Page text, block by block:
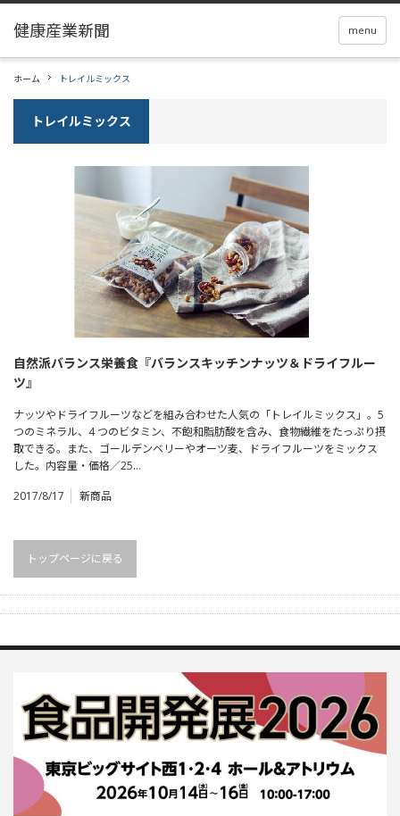
menu
ホーム トレイルミックス
トレイルミックス
自然派バランス栄養食『バランスキッチンナッツ＆ドライフルー
ツ』
ナッツやドライフルーツなどを組み合わせた人気の「トレイルミックス」。5
つのミネラル、4 つのビタミン、不飽和脂肪酸を含み、食物繊維をたっぷり摂
取できる。また、ゴールデンベリーやオーツ麦、ドライフルーツをミックス
した。内容量・価格／25…
2017/8/17
新商品
トップページに戻る